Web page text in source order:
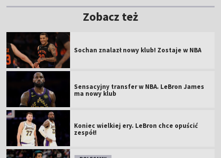
Zobacz też
Sochan znalazł nowy klub! Zostaje w NBA
Sensacyjny transfer w NBA. LeBron James
ma nowy klub
Koniec wielkiej ery. LeBron chce opuścić
zespół!